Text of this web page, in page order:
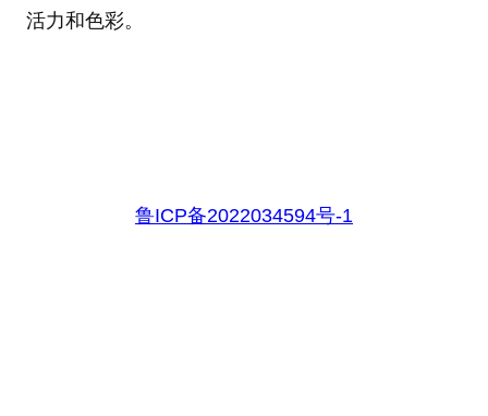
活力和色彩。
鲁ICP备2022034594号-1